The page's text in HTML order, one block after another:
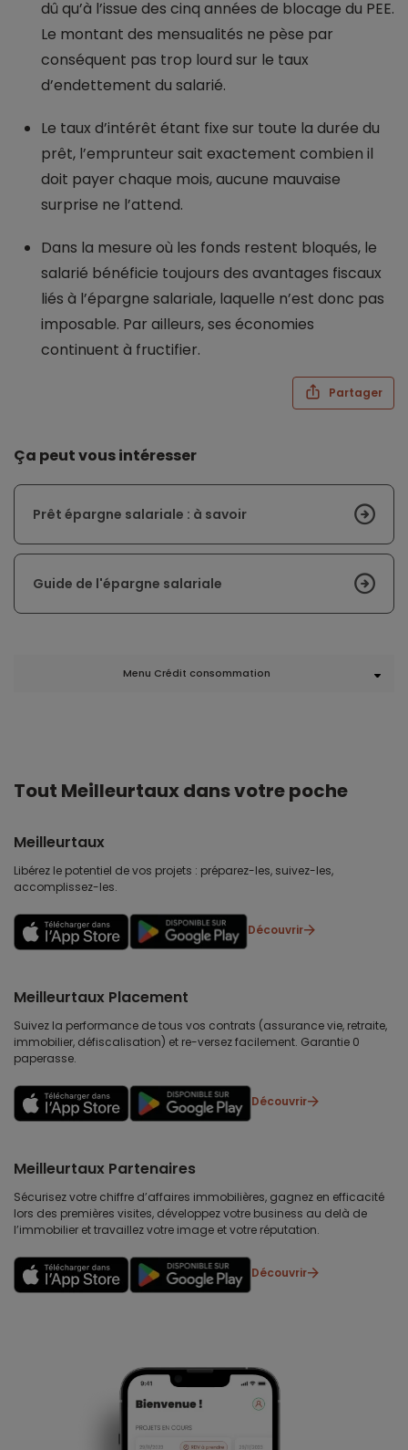
dû qu’à l’issue des cinq années de blocage du PEE.
Le montant des mensualités ne pèse par
conséquent pas trop lourd sur le taux
d’endettement du salarié.
Le taux d’intérêt étant fixe sur toute la durée du
prêt, l’emprunteur sait exactement combien il
doit payer chaque mois, aucune mauvaise
surprise ne l’attend.
Dans la mesure où les fonds restent bloqués, le
salarié bénéficie toujours des avantages fiscaux
liés à l’épargne salariale, laquelle n’est donc pas
imposable. Par ailleurs, ses économies
continuent à fructifier.
Partager
Ça peut vous intéresser
Prêt épargne salariale : à savoir
Guide de l'épargne salariale
Menu Crédit consommation
Tout Meilleurtaux dans votre poche
Meilleurtaux
Libérez le potentiel de vos projets : préparez-les, suivez-les,
accomplissez-les.
Découvrir
Meilleurtaux Placement
Suivez la performance de tous vos contrats (assurance vie, retraite,
immobilier, défiscalisation) et re-versez facilement. Garantie 0
paperasse.
Découvrir
Meilleurtaux Partenaires
Sécurisez votre chiffre d’affaires immobilières, gagnez en efficacité
lors des premières visites, développez votre business au delà de
l’immobilier et travaillez votre image et votre réputation.
Découvrir